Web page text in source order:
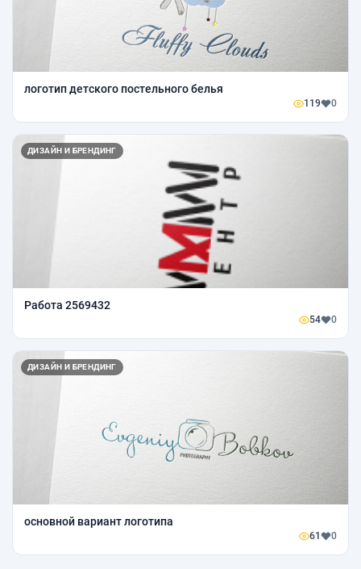
логотип детского постельного белья
119 0
ДИЗАЙН И БРЕНДИНГ
Работа 2569432
54 0
ДИЗАЙН И БРЕНДИНГ
основной вариант логотипа
61 0